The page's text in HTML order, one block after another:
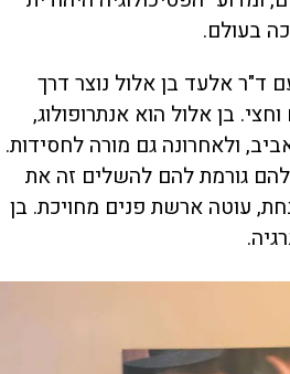
בעולם.
אלעד בן אלול נוצר דרך
בן אלול הוא אנתרופולוג,
ולאחרונה גם מורה לחסידות.
גורמת להם להשלים זה את
עוטה ארשת פנים מחויכת. בן